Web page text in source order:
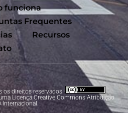
funciona
Frequentes
Recursos
os direitos reservados.
LicençaCreative Commons Atribuição
Internacional .